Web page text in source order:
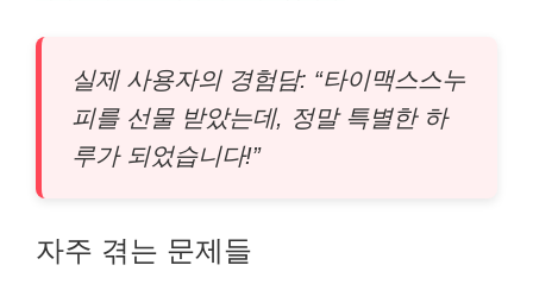
실제 사용자의 경험담: “타이맥스스누
피를 선물 받았는데, 정말 특별한 하
루가 되었습니다!”
자주 겪는 문제들